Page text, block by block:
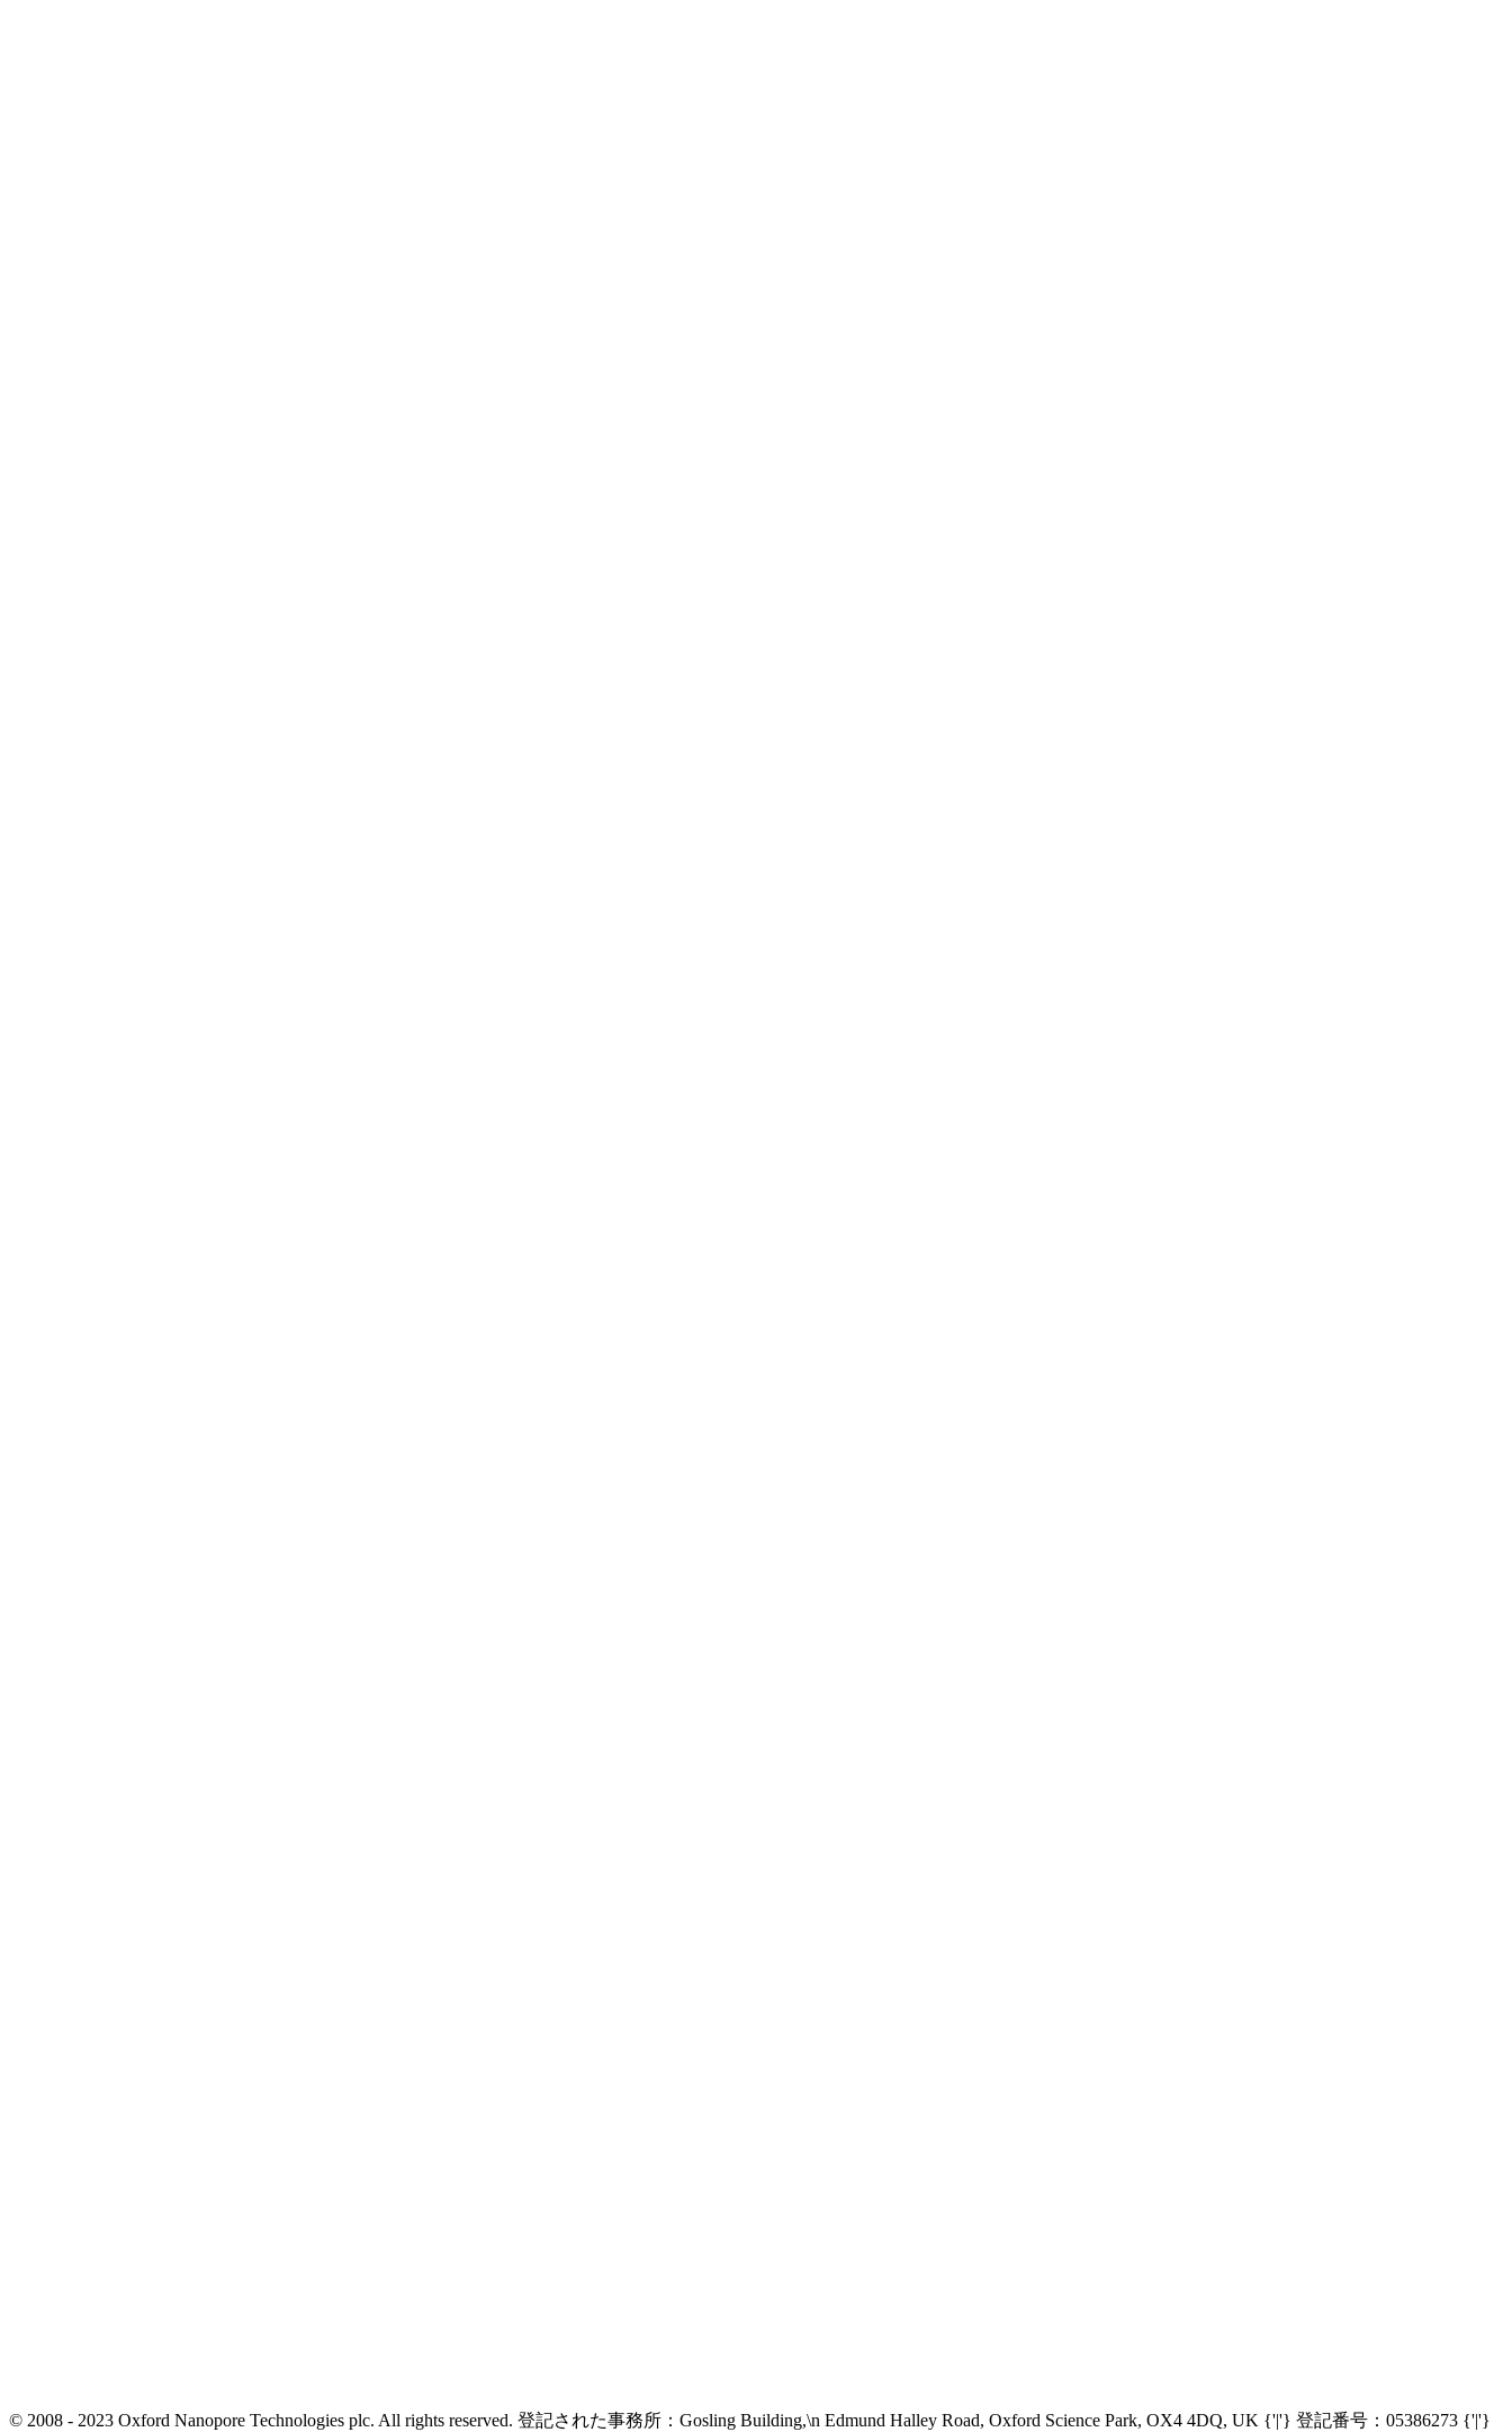
© 2008 - 2023 Oxford Nanopore Technologies plc. All rights reserved. 登記された事務所：Gosling Building,\n Edmund Halley Road, Oxford Science Park, OX4 4DQ, UK {'|'} 登記番号：05386273 {'|'}